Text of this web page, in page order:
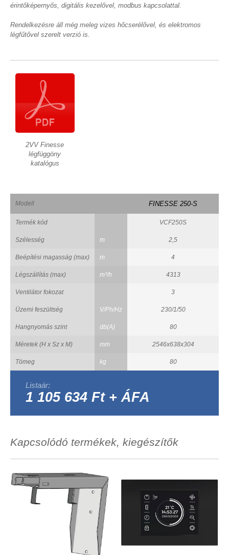
érintőképernyős, digitális kezelővel, modbus kapcsolattal.
Rendelkezésre áll még meleg vizes hőcserélővel, és elektromos
légfűtővel szerelt verzió is.
2VV Finesse
légfüggöny
katalógus
Modell FINESSE 250-S
Termék kód VCF250S
Szélesség m 2,5
Beépítési magasság (max) m 4
Légszállítás (max) m³/h 4313
Ventilátor fokozat 3
Üzemi feszültség V/Ph/Hz 230/1/50
Hangnyomás szint db(A) 80
Méretek (H x Sz x M) mm 2546x638x304
Tömeg kg 80
Listaár:
1 105 634 Ft + ÁFA
Kapcsolódó termékek, kiegészítők